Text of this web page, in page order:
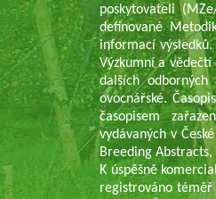
poskytovateli
definované
informací výsledků.
Výzkumní a
dalších
ovocnářské.
časopisem
vydávaných v
Breeding Abstracts,
K úspěšně
registrováno